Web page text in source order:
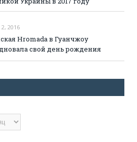
2016
Hromada в Гуанчжоу
свой день рождения